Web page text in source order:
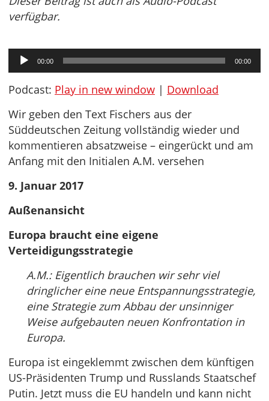
verfügbar.
Audio-
Player
00:00 00:00
Podcast: Play in new window | Download
Wir geben den Text Fischers aus der
Süddeutschen Zeitung vollständig wieder und
kommentieren absatzweise – eingerückt und am
Anfang mit den Initialen A.M. versehen
9. Januar 2017
Außenansicht
Europa braucht eine eigene
Verteidigungsstrategie
A.M.: Eigentlich brauchen wir sehr viel
dringlicher eine neue Entspannungsstrategie,
eine Strategie zum Abbau der unsinniger
Weise aufgebauten neuen Konfrontation in
Europa.
Europa ist eingeklemmt zwischen dem künftigen
US-Präsidenten Trump und Russlands Staatschef
Putin. Jetzt muss die EU handeln und kann nicht